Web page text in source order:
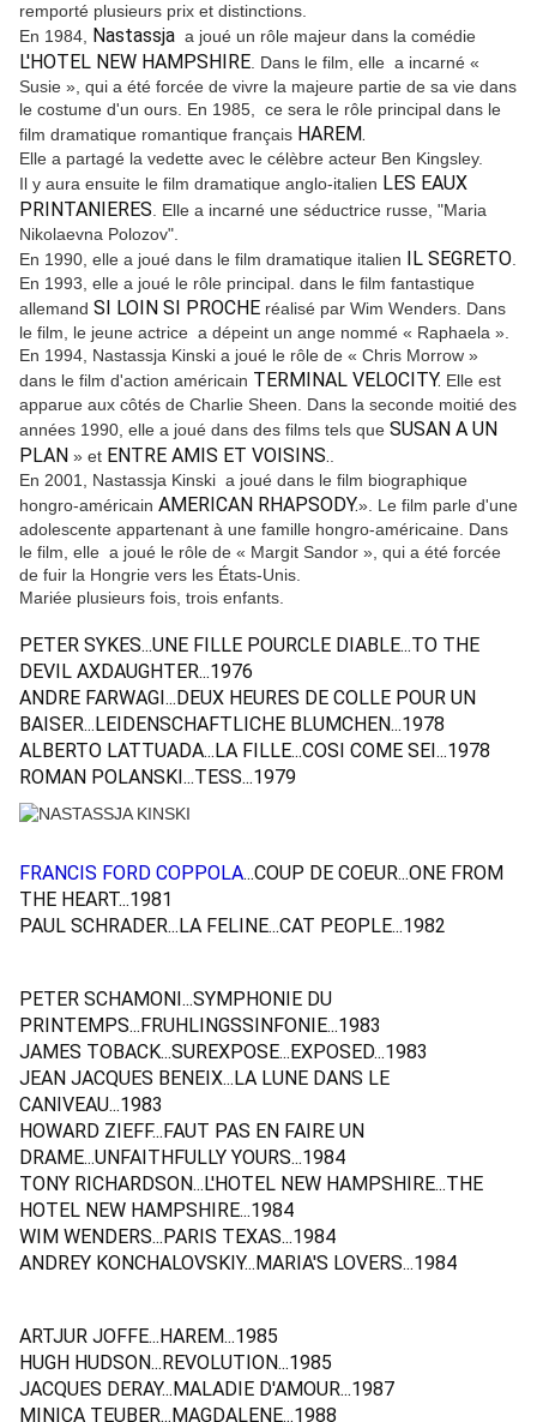
remporté plusieurs prix et distinctions.
En 1984,
Nastassja a joué un rôle majeur dans la comédie
L'HOTEL NEW HAMPSHIRE . Dans le film, elle a incarné «
Susie », qui a été forcée de vivre la majeure partie de sa vie dans
le costume d'un ours. En 1985, ce sera le rôle principal dans le
film dramatique romantique français HAREM.
Elle a partagé la vedette avec le célèbre acteur Ben Kingsley.
Il y aura ensuite le film dramatique anglo-italien LES EAUX
PRINTANIERES . Elle a incarné une séductrice russe, "Maria
Nikolaevna Polozov".
En 1990, elle a joué dans le film dramatique italien
IL SEGRETO
En 1993, elle a joué le rôle principal. dans le film fantastique
allemand SI LOIN SI PROCHE réalisé par Wim Wenders. Dans
le film, le jeune actrice a dépeint un ange nommé « Raphaela ».
En 1994, Nastassja Kinski a joué le rôle de « Chris Morrow »
dans le film d'action américain TERMINAL VELOCITY. Elle est
apparue aux côtés de Charlie Sheen. Dans la seconde moitié des
années 1990, elle a joué dans des films tels que SUSAN A UN
PLAN » et ENTRE AMIS ET VOISINS.
En 2001, Nastassja Kinski a joué dans le film biographique
hongro-américain AMERICAN RHAPSODY.». Le film parle d'une
adolescente appartenant à une famille hongro-américaine. Dans
le film, elle a joué le rôle de « Margit Sandor », qui a été forcée
de fuir la Hongrie vers les États-Unis.
Mariée plusieurs fois, trois enfants.
PETER SYKES...UNE FILLE POURCLE DIABLE...TO THE
DEVIL AXDAUGHTER...1976
ANDRE FARWAGI...DEUX HEURES DE COLLE POUR UN
BAISER...LEIDENSCHAFTLICHE BLUMCHEN...1978
ALBERTO LATTUADA...LA FILLE...COSI COME SEI...1978
ROMAN POLANSKI...TESS...1979
FRANCIS FORD COPPOLA...COUP DE COEUR...ONE FROM
THE HEART...1981
PAUL SCHRADER...LA FELINE...CAT PEOPLE...1982
PETER SCHAMONI...SYMPHONIE DU
PRINTEMPS...FRUHLINGSSINFONIE...1983
JAMES TOBACK...SUREXPOSE...EXPOSED...1983
JEAN JACQUES BENEIX...LA LUNE DANS LE
CANIVEAU...1983
HOWARD ZIEFF...FAUT PAS EN FAIRE UN
DRAME...UNFAITHFULLY YOURS...1984
TONY RICHARDSON...L'HOTEL NEW HAMPSHIRE...THE
HOTEL NEW HAMPSHIRE...1984
WIM WENDERS...PARIS TEXAS...1984
ANDREY KONCHALOVSKIY...MARIA'S LOVERS...1984
ARTJUR JOFFE...HAREM...1985
HUGH HUDSON...REVOLUTION...1985
JACQUES DERAY...MALADIE D'AMOUR...1987
MINICA TEUBER...MAGDALENE...1988